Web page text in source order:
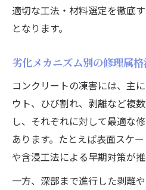
適切な工法・材料選定を徹底
となります。
劣化メカニズム別の修理属
コンクリートの凍害には、主
ウト、ひび割れ、剥離など複
し、それぞれに対して最適な
あります。たとえば表面スケ
や含浸工法による早期対策が推
一方、深部まで進行した剥離